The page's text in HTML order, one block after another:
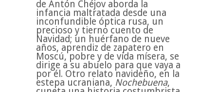
de Antón Chéjov aborda la
infancia maltratada desde una
inconfundible óptica rusa, un
precioso y tierno cuento de
Navidad; un huérfano de nueve
años, aprendiz de zapatero en
Moscú, pobre y de vida mísera, se
dirige a su abuelo para que vaya a
por él. Otro relato navideño, en la
estepa ucraniana, Nochebuena,